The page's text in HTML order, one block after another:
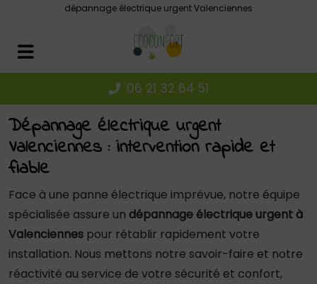
dépannage électrique urgent Valenciennes
06 21 32 64 51
Dépannage électrique urgent
Valenciennes : intervention rapide et
fiable
Face à une panne électrique imprévue, notre équipe
spécialisée assure un dépannage électrique urgent à
Valenciennes pour rétablir rapidement votre
installation. Nous mettons notre savoir-faire et notre
réactivité au service de votre sécurité et confort,
Panneau de gestion des cookies